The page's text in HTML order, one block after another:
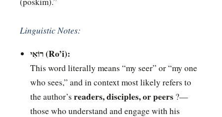
Linguistic Notes:
רוֹאִי (Ro’i):
This word literally means “my seer” or “my one
who sees,” and in context most likely refers to
the author’s readers, disciples, or peers?—
those who understand and engage with his